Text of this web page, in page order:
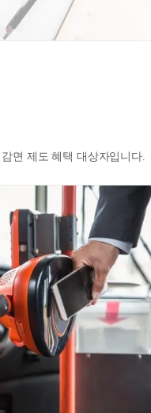
면 제도 혜택 대상자입니다.